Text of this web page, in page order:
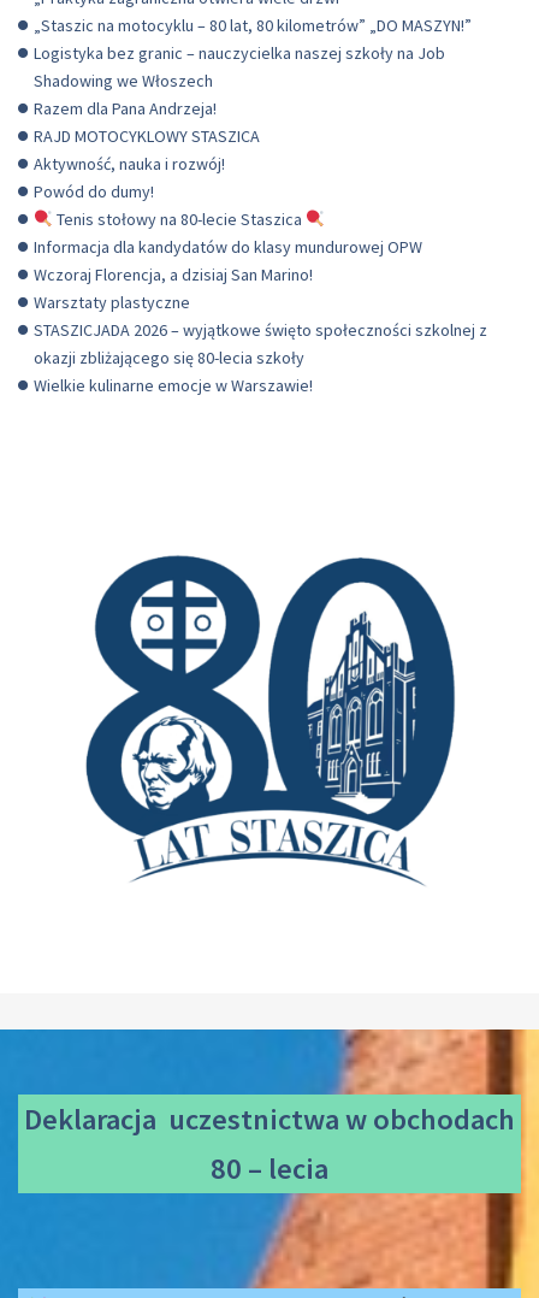
„Staszic na motocyklu – 80 lat, 80 kilometrów” „DO MASZYN!”
Logistyka bez granic – nauczycielka naszej szkoły na Job
Shadowing we Włoszech
Razem dla Pana Andrzeja!
RAJD MOTOCYKLOWY STASZICA
Aktywność, nauka i rozwój!
Powód do dumy!
Tenis stołowy na 80-lecie Staszica
Informacja dla kandydatów do klasy mundurowej OPW
Wczoraj Florencja, a dzisiaj San Marino!
Warsztaty plastyczne
STASZICJADA 2026 – wyjątkowe święto społeczności szkolnej z
okazji zbliżającego się 80-lecia szkoły
Wielkie kulinarne emocje w Warszawie!
Deklaracja uczestnictwaw obchodach
80 – lecia